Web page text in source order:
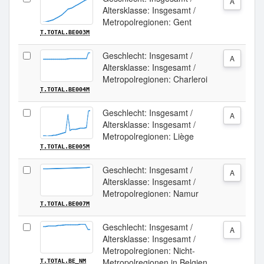
T.TOTAL.BE003M
Altersklasse: Insgesamt /
Metropolregionen: Gent
T.TOTAL.BE004M
Geschlecht: Insgesamt /
Altersklasse: Insgesamt /
Metropolregionen: Charleroi
A
T.TOTAL.BE005M
Geschlecht: Insgesamt /
Altersklasse: Insgesamt /
Metropolregionen: Liège
A
T.TOTAL.BE007M
Geschlecht: Insgesamt /
Altersklasse: Insgesamt /
Metropolregionen: Namur
A
T.TOTAL.BE_NM
Geschlecht: Insgesamt /
Altersklasse: Insgesamt /
Metropolregionen: Nicht-
A